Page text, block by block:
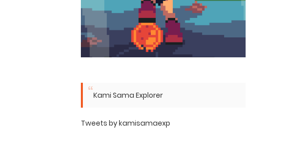
Kami Sama Explorer
Tweets by kamisamaexp